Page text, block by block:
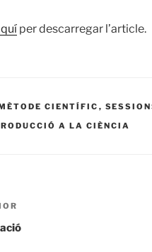
per descarregar l’article.
CIENTÍFIC ,
A LA CIÈNCIA